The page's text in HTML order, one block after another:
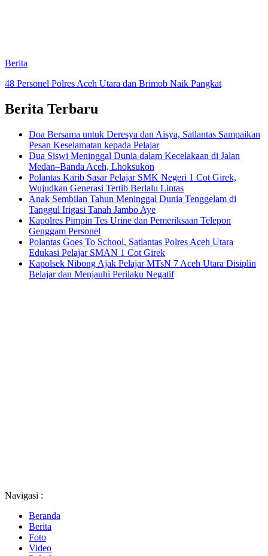
Berita
48 Personel Polres Aceh Utara dan Brimob Naik Pangkat
Berita Terbaru
Doa Bersama untuk Deresya dan Aisya, Satlantas Sampaikan
Pesan Keselamatan kepada Pelajar
Dua Siswi Meninggal Dunia dalam Kecelakaan di Jalan
Medan–Banda Aceh, Lhoksukon
Polantas Karib Sasar Pelajar SMK Negeri 1 Cot Girek,
Wujudkan Generasi Tertib Berlalu Lintas
Anak Sembilan Tahun Meninggal Dunia Tenggelam di
Tanggul Irigasi Tanah Jambo Aye
Kapolres Pimpin Tes Urine dan Pemeriksaan Telepon
Genggam Personel
Polantas Goes To School, Satlantas Polres Aceh Utara
Edukasi Pelajar SMAN 1 Cot Girek
Kapolsek Nibong Ajak Pelajar MTsN 7 Aceh Utara Disiplin
Belajar dan Menjauhi Perilaku Negatif
Navigasi :
Beranda
Berita
Foto
Video